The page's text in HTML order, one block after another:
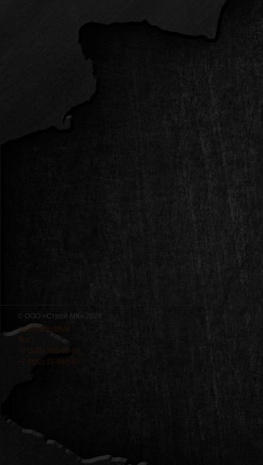
© ООО «Строй-МК» 2026
sub@stroi-mk.ru
Тел.:
+7 (343) 319-98-83
+7 (922) 21-948-83